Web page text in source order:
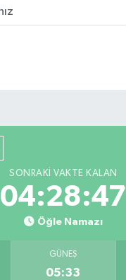
SONRAKI VAKTE KALAN
04:28:47
Öğle Namazı
GÜNEŞ
05:33